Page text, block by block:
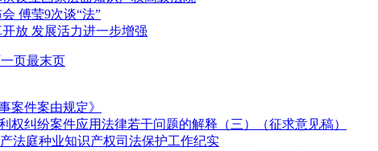
傅莹9次谈“法”
放 发展活力进一步增强
页最末页
案件案由规定》
权纠纷案件应用法律若干问题的解释（三）（征求意见稿）
法庭种业知识产权司法保护工作纪实